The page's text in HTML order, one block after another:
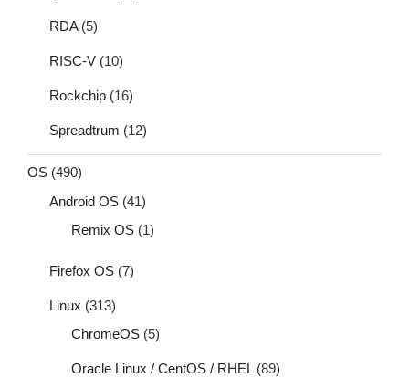
RDA(5)
RISC-V (10)
Rockchip (16)
Spreadtrum (12)
OS (490)
Android OS (41)
Remix OS (1)
Firefox OS (7)
Linux (313)
ChromeOS (5)
Oracle Linux / CentOS / RHEL(89)